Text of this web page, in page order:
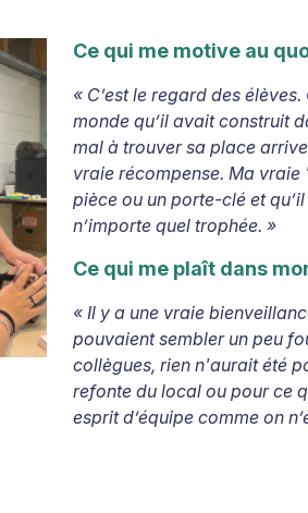
Ce qui me motive au
« C’est le regard des
monde qu’il avait construit
mal à trouver sa place
vraie récompense. Ma vraie
pièce ou un porte-clé et
n’importe quel trophée. »
Ce qui me plaît dans
« Il y a une vraie
pouvaient sembler un peu
collègues, rien n'aurait été
refonte du local ou pour ce
esprit d’équipe comme on